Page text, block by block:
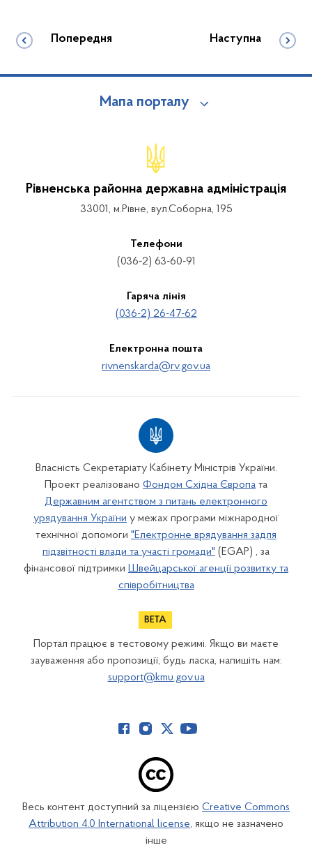
Попередня Наступна
Мапа порталу
Рівненська районна державна адміністрація
33001, м.Рівне, вул.Соборна, 195
Телефони
(036-2) 63-60-91
Гаряча лінія
(036-2) 26-47-62
Електронна пошта
rivnenskarda@rv.gov.ua
Власність Секретаріату Кабінету Міністрів України.
Проект реалізовано Фондом Східна Європа та
Державним агентством з питань електронного
урядування України у межах програми міжнародної
технічної допомоги "Електронне врядування задля
підзвітності влади та участі громади" (EGAP) , за
фінансової підтримки Швейцарської агенції розвитку та
співробітництва
Портал працює в тестовому режимі. Якщо ви маєте
зауваження або пропозиції, будь ласка, напишіть нам:
support@kmu.gov.ua
Весь контент доступний за ліцензією Creative Commons
Attribution 4.0 International license, якщо не зазначено
інше